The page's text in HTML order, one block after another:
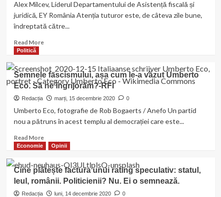
dolari,
confirmând
așteptările
Alex Milcev, Liderul Departamentului de Asistență fiscală și
juridică, EY România Atenția tuturor este, de câteva zile bune,
îndreptată către...
Read MoreRead
Mesaj
către
noul
Guvern:
Relansarea
depinde
de
toți
trebuie
să
înceapă
chiar
Politică
Semnele fascismului, așa cum le-a văzut Umberto
Eco. Să ne îngrijorăm?-RFI
Redacția marți, 15 decembrie 2020 0
Umberto Eco, fotografie de Rob Bogaerts / Anefo Un partid
nou a pătruns în acest templu al democrației care este...
Read MoreRead
more
Semnele
fascismului,
așa
cum
Economie Opinii
Cine plătește factura unui rating speculativ: statul,
leul, românii. Politicienii? Nu. Ei o semnează.
Redacția luni, 14 decembrie 2020 0